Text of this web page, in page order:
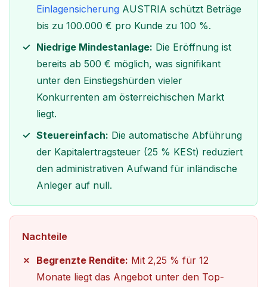
Einlagensicherung AUSTRIA schützt Beträge
bis zu 100.000 € pro Kunde zu 100 %.
Niedrige Mindestanlage: Die Eröffnung ist
bereits ab 500 € möglich, was signifikant
unter den Einstiegshürden vieler
Konkurrenten am österreichischen Markt
liegt.
Steuereinfach: Die automatische Abführung
der Kapitalertragsteuer (25 % KESt) reduziert
den administrativen Aufwand für inländische
Anleger auf null.
Nachteile
Begrenzte Rendite: Mit 2,25 % für 12
Monate liegt das Angebot unter den Top-